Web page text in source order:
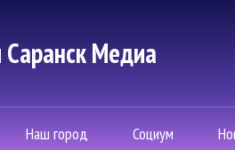
Mедиа
Наш город Социум